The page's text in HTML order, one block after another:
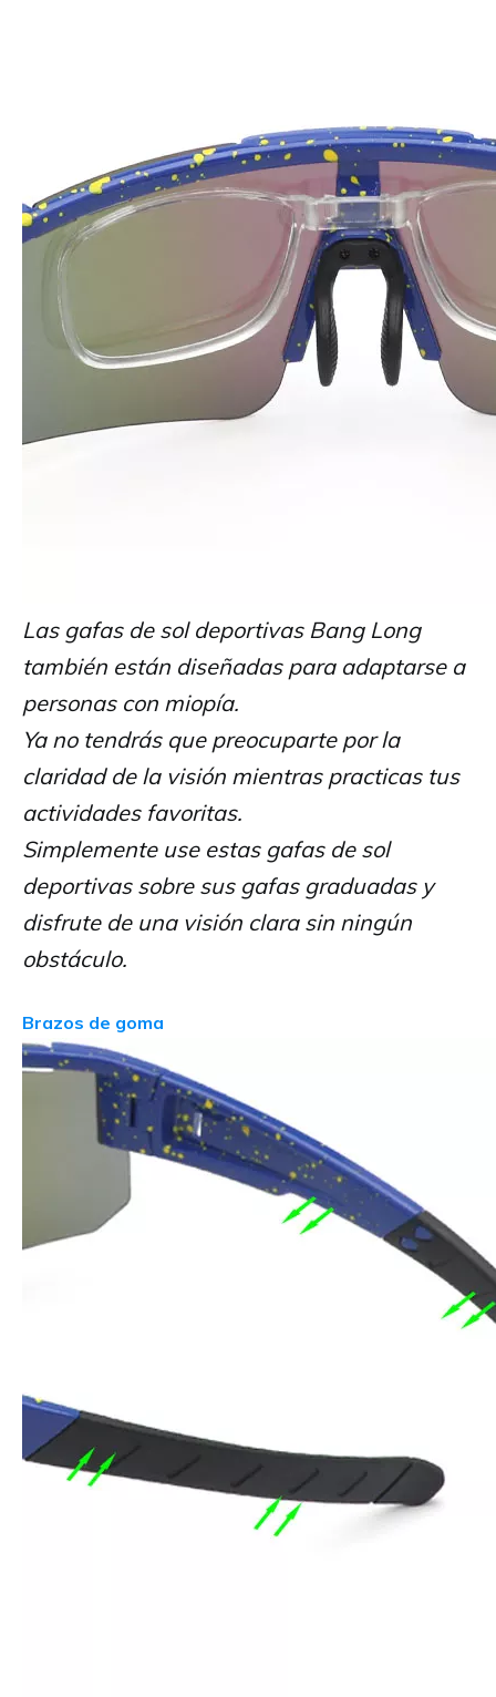
Las gafas de sol deportivas Bang Long
también están diseñadas para adaptarse a
personas con miopía.
Ya no tendrás que preocuparte por la
claridad de la visión mientras practicas tus
actividades favoritas.
Simplemente use estas gafas de sol
deportivas sobre sus gafas graduadas y
disfrute de una visión clara sin ningún
obstáculo.
Brazos de goma